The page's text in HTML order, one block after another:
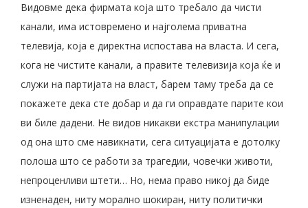
Видовме дека фирмата која што требало да чисти
канали, има истовремено и најголема приватна
телевија, која е директна испостава на власта. И сега,
кога не чистите канали, а правите телевизија која ќе и
служи на партијата на власт, барем таму треба да се
покажете дека сте добар и да ги оправдате парите кои
ви биле дадени. Не видов никакви екстра манипулации
од она што сме навикнати, сега ситуацијата е дотолку
полоша што се работи за трагедии, човечки животи,
непроценливи штети… Но, нема право никој да биде
изненаден, ниту морално шокиран, ниту политички